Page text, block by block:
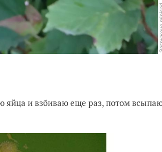
яйца и взбиваю еще раз, потом